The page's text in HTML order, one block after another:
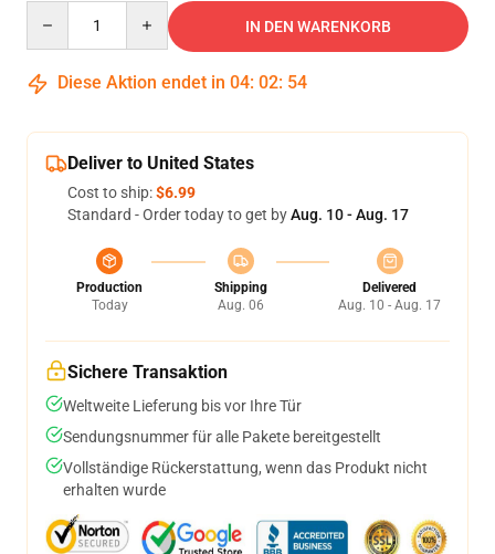
IN DEN WARENKORB
Diese Aktion endet in 04: 02: 54
Deliver to United States
Cost to ship:$6.99
Standard - Order today to get byAug. 10 - Aug. 17
Production
Today
Shipping
Aug. 06
Delivered
Aug. 10 - Aug. 17
Sichere Transaktion
Weltweite Lieferung bis vor Ihre Tür
Sendungsnummer für alle Pakete bereitgestellt
Vollständige Rückerstattung, wenn das Produkt nicht
erhalten wurde